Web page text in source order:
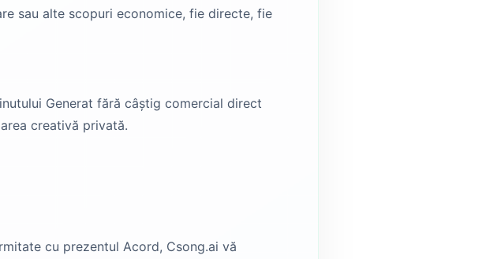
sau alte scopuri economice, fie directe, fie
Generat fără câștig comercial direct
creativă privată.
cu prezentul Acord, Csong.ai vă